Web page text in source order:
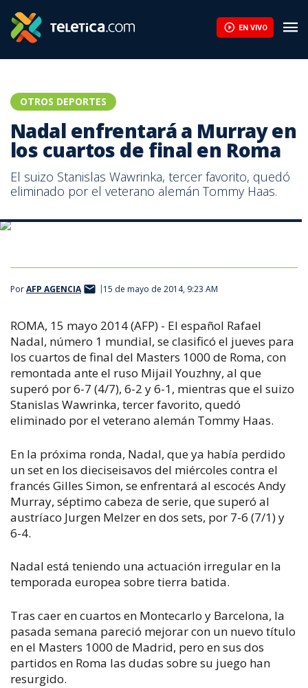
EN VIVO
OTROS DEPORTES
Nadal enfrentará a Murray en
los cuartos de final en Roma
El suizo Stanislas Wawrinka, tercer favorito, quedó
eliminado por el veterano alemán Tommy Haas.
PorAFP AGENCIA 15 de mayo de 2014, 9:23 AM
ROMA, 15 mayo 2014 (AFP) - El español Rafael
Nadal, número 1 mundial, se clasificó el jueves para
los cuartos de final del Masters 1000 de Roma, con
remontada ante el ruso Mijail Youzhny, al que
superó por 6-7 (4/7), 6-2 y 6-1, mientras que el suizo
Stanislas Wawrinka, tercer favorito, quedó
eliminado por el veterano alemán Tommy Haas.
En la próxima ronda, Nadal, que ya había perdido
un set en los dieciseisavos del miércoles contra el
francés Gilles Simon, se enfrentará al escocés Andy
Murray, séptimo cabeza de serie, que superó al
austríaco Jurgen Melzer en dos sets, por 7-6 (7/1) y
6-4.
Nadal está teniendo una actuación irregular en la
temporada europea sobre tierra batida.
Tras caer en cuartos en Montecarlo y Barcelona, la
pasada semana pareció mejorar con un nuevo título
en el Masters 1000 de Madrid, pero en sus dos
partidos en Roma las dudas sobre su juego han
resurgido.